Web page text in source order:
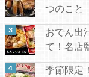
つのこと
おでん出
て！名店
季節限定